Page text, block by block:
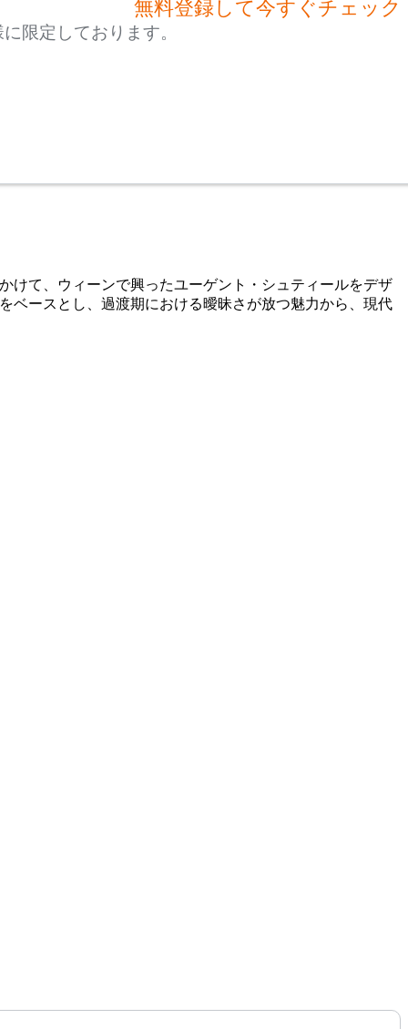
無料登録して今すぐチェック
限定しております。
けて、ウィーンで興ったユーゲント・シュティールをデザ
ベースとし、過渡期における曖昧さが放つ魅力から、現代